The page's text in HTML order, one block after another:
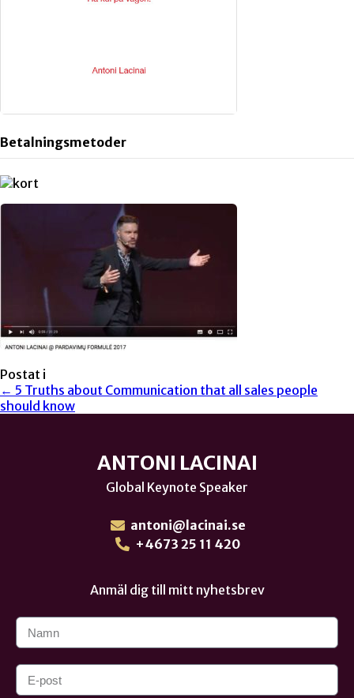
Betalningsmetoder
Postat i
← 5 Truths about Communication that all sales people
should know
ANTONI LACINAI
Global Keynote Speaker
antoni@lacinai.se
+4673 25 11 420
Anmäl dig till mitt nyhetsbrev